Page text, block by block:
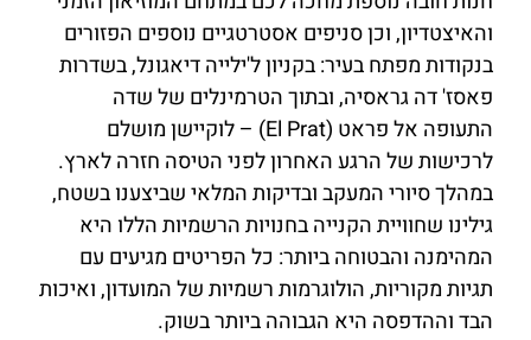
והאיצטדיון, וכן סניפים אסטרטגיים נוספים הפזורים
בנקודות מפתח בעיר: בקניון ל'ילייה דיאגונל, בשדרות
פאסז' דה גראסיה, ובתוך הטרמינלים של שדה
התעופה אל פראט (El Prat) – לוקיישן מושלם
לרכישות של הרגע האחרון לפני הטיסה חזרה לארץ.
במהלך סיורי המעקב ובדיקות המלאי שביצענו בשטח,
גילינו שחוויית הקנייה בחנויות הרשמיות הללו היא
המהימנה והבטוחה ביותר: כל הפריטים מגיעים עם
תגיות מקוריות, הולוגרמות רשמיות של המועדון, ואיכות
הבד וההדפסה היא הגבוהה ביותר בשוק.